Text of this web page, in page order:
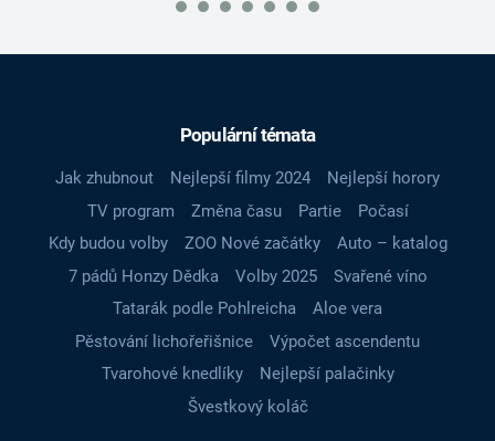
Populární témata
Jak zhubnout Nejlepší filmy 2024
Nejlepší horory
TV program
Změna času Partie
Počasí
Kdy budou volby
ZOO Nové začátky
Auto – katalog
7 pádů Honzy Dědka
Volby 2025
Svařené víno
Tatarák podle Pohlreicha
Aloe vera
Pěstování lichořeřišnice
Výpočet ascendentu
Tvarohové knedlíky
Nejlepší palačinky
Švestkový koláč